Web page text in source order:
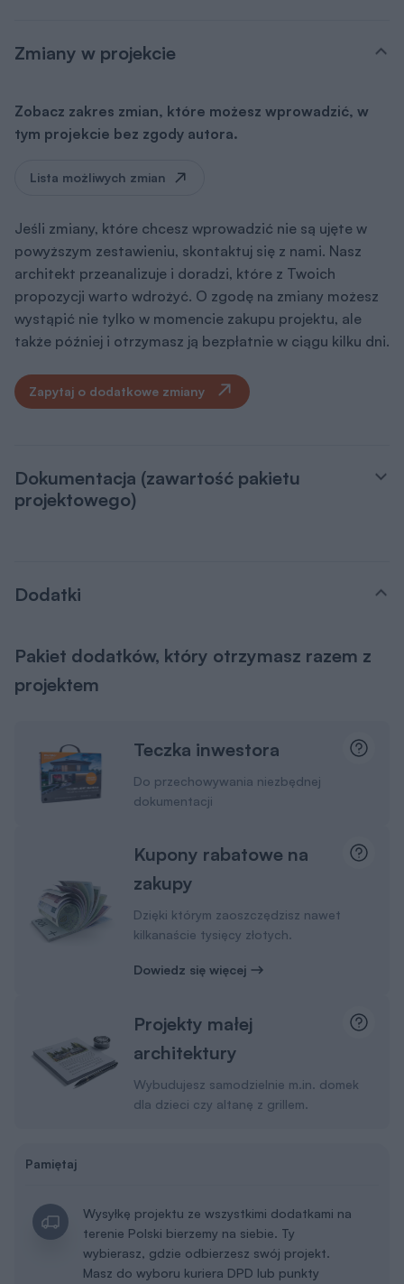
Zmiany w projekcie
Zobacz zakres zmian, które możesz wprowadzić, w
tym projekcie bez zgody autora.
Lista możliwych zmian
Jeśli zmiany, które chcesz wprowadzić nie są ujęte w
powyższym zestawieniu, skontaktuj się z nami. Nasz
architekt przeanalizuje i doradzi, które z Twoich
propozycji warto wdrożyć. O zgodę na zmiany możesz
wystąpić nie tylko w momencie zakupu projektu, ale
także później i otrzymasz ją bezpłatnie w ciągu kilku dni.
Zapytaj o dodatkowe zmiany
Dokumentacja (zawartość pakietu
projektowego)
Dodatki
Pakiet dodatków, który otrzymasz razem z
projektem
Teczka inwestora
Do przechowywania niezbędnej
dokumentacji
Kupony rabatowe na
zakupy
Dzięki którym zaoszczędzisz nawet
kilkanaście tysięcy złotych.
Dowiedz się więcej
Projekty małej
architektury
Wybudujesz samodzielnie m.in. domek
dla dzieci czy altanę z grillem.
Pamiętaj
Wysyłkę projektu ze wszystkimi dodatkami na
terenie Polski bierzemy na siebie. Ty
wybierasz, gdzie odbierzesz swój projekt.
Masz do wyboru kuriera DPD lub punkty